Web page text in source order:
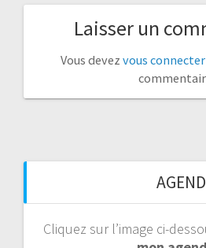
Laisser un
Vous devez vous connecter
Cliquez sur l’image ci-